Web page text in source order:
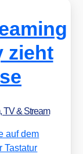
zieht
TV & Stream